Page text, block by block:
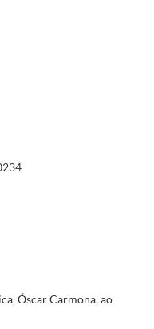
Óscar Carmona, ao Porto,
Craveiro Lopes, a Coimbra
República, Craveiro Lopes, ao Porto e
Craveiro Lopes, a Évora, em
da República, Craveiro
Jorge Sampaio, ao OEDT -
Óscar Carmona, ao